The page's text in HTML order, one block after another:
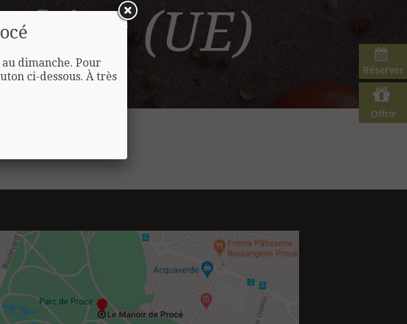
(UE)
Réserver
Offrir
dimanche. Pour
ci-dessous. À très